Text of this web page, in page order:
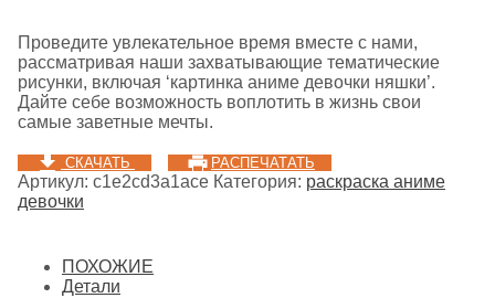
Проведите увлекательное время вместе с нами,
рассматривая наши захватывающие тематические
рисунки, включая ‘картинка аниме девочки няшки’.
Дайте себе возможность воплотить в жизнь свои
самые заветные мечты.
СКАЧАТЬ РАСПЕЧАТАТЬ
Артикул: c1e2cd3a1ace Категория: раскраска аниме
девочки
ПОХОЖИЕ
Детали